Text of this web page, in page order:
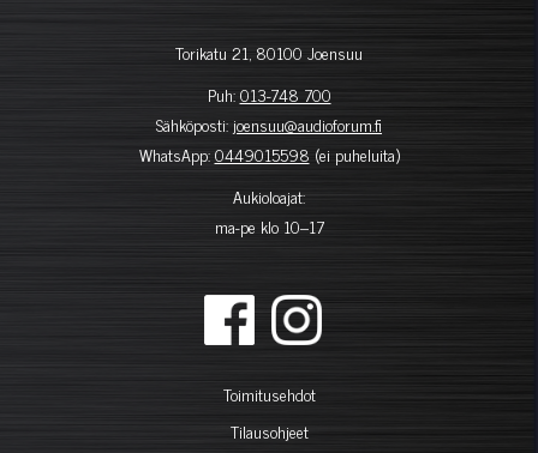
Torikatu 21, 80100 Joensuu
Puh:013-748 700
Sähköposti: joensuu@audioforum.fi
WhatsApp:0449015598 (ei puheluita)
Aukioloajat:
ma-pe klo 10–17
Toimitusehdot
Tilausohjeet